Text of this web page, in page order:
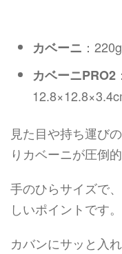
カベーニ ：
カベーニPRO2
見た目や持ち運び
りカベーニが圧倒的
手のひらサイズで
しいポイントです。
カバンにサッと入